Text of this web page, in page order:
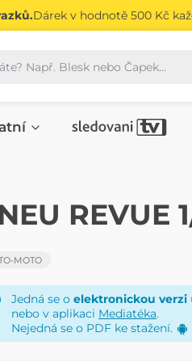
Dárek v hodnotě 500 Kč
REVUE
MOTO
Jedná se o elektronickou verzi
nebo v aplikaci Mediatéka.
Nejedná se o PDF ke stažení.